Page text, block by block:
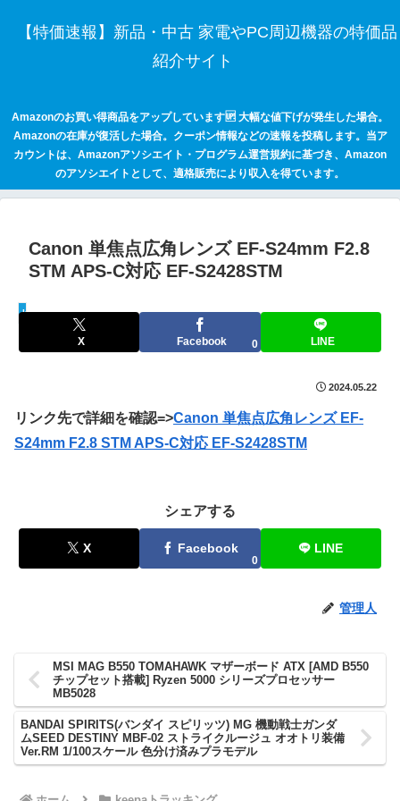
【特価速報】新品・中古 家電やPC周辺機器の特価品
紹介サイト
Amazonのお買い得商品をアップしています🆙 大幅な値下げが発生した場合。
Amazonの在庫が復活した場合。クーポン情報などの速報を投稿します。当ア
カウントは、Amazonアソシエイト・プログラム運営規約に基づき、Amazon
のアソシエイトとして、適格販売により収入を得ています。
Canon 単焦点広角レンズ EF-S24mm F2.8
STM APS-C対応 EF-S2428STM
keepaトラッキング
X Facebook 0 LINE
2024.05.22
リンク先で詳細を確認=>Canon 単焦点広角レンズ EF-
S24mm F2.8 STM APS-C対応 EF-S2428STM
シェアする
X Facebook
0
LINE
管理人
MSI MAG B550 TOMAHAWK マザーボード ATX [AMD B550
チップセット搭載] Ryzen 5000 シリーズプロセッサー
MB5028
BANDAI SPIRITS(バンダイ スピリッツ) MG 機動戦士ガンダ
ムSEED DESTINY MBF-02 ストライクルージュ オオトリ装備
Ver.RM 1/100スケール 色分け済みプラモデル